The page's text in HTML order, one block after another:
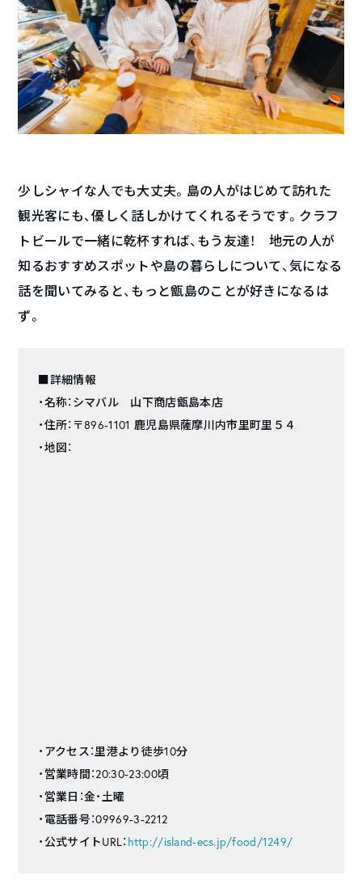
少しシャイな人でも大丈夫。島の人がはじめて訪れた
観光客にも、優しく話しかけてくれるそうです。クラフ
トビールで一緒に乾杯すれば、もう友達！ 地元の人が
知るおすすめスポットや島の暮らしについて、気になる
話を聞いてみると、もっと甑島のことが好きになるは
ず。
■詳細情報
・名称：シマバル 山下商店甑島本店
・住所：〒896-1101 鹿児島県薩摩川内市里町里５４
・地図：
・アクセス：里港より徒歩10分
・営業時間：20:30-23:00頃
・営業日：金・土曜
・電話番号：09969-3-2212
・公式サイトURL： http://island-ecs.jp/food/1249/